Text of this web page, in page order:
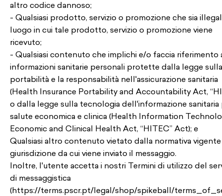
altro codice dannoso;
- Qualsiasi prodotto, servizio o promozione che sia
luogo in cui tale prodotto, servizio o promozione viene
ricevuto;
- Qualsiasi contenuto che implichi e/o faccia riferimento
informazioni sanitarie personali protette dalla legge sulla
portabilità e la responsabilità nell'assicurazione sanitaria
(Health Insurance Portability and Accountability Act,
o dalla legge sulla tecnologia dell'informazione sanitaria
salute economica e clinica (Health Information
Economic and Clinical Health Act, “HITEC” Act); e
Qualsiasi altro contenuto vietato dalla normativa
giurisdizione da cui viene inviato il messaggio.
Inoltre, l'utente accetta i nostri Termini di utilizzo del
di messaggistica
(https://terms.pscr.pt/legal/shop/spikeball/